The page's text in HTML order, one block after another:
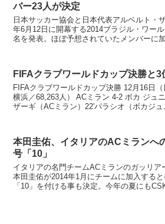
バー23人が決定
日本サッカー協会と日本代表アルベルト・
年6月12日に開幕する2014ブラジル・ワー
名を発表。ほぼ予想されていたメンバーに
FIFAクラブワールドカップ決勝と3
FIFAクラブワールドカップ決勝 12月16日
横浜／68,263人） ACミラン 4-2 ボカ ジュ
ザーギ（ACミラン）22'パラシオ（ボカジ
本田圭佑、イタリアのACミランへ
号「10」
イタリアの名門チームACミランのガッリ
本田圭佑が2014年1月にチームに加入する
「10」を付ける事も決定。今年の夏にも